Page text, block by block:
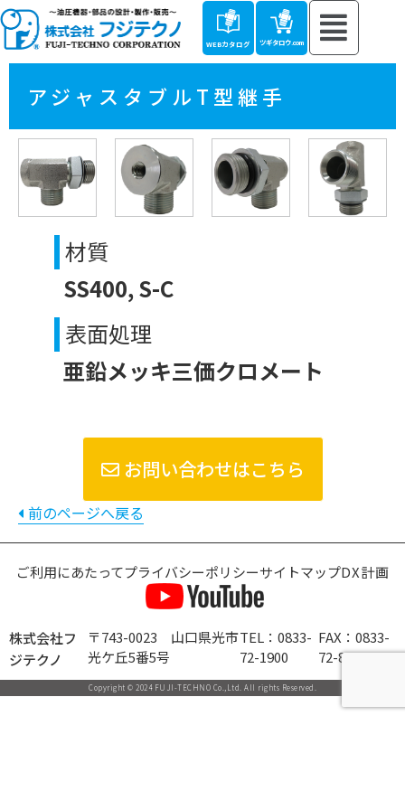
WEBカタログ ツギタロウ.com
アジャスタブルT型継手
材質
SS400, S-C
表面処理
亜鉛メッキ三価クロメート
お問い合わせはこちら
前のページへ戻る
ご利用にあたってプライバシーポリシーサイトマップDX計画
株式会社フ
ジテクノ
〒743-0023 山口県光市
光ケ丘5番5号
TEL：0833-
72-1900
FAX：0833-
72-8900
Copyright © 2024 FUJI-TECHNO Co.,Ltd. All rights Reserved.